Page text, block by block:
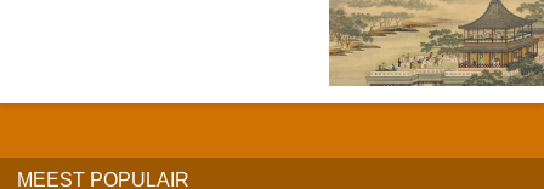
MEEST POPULAIR